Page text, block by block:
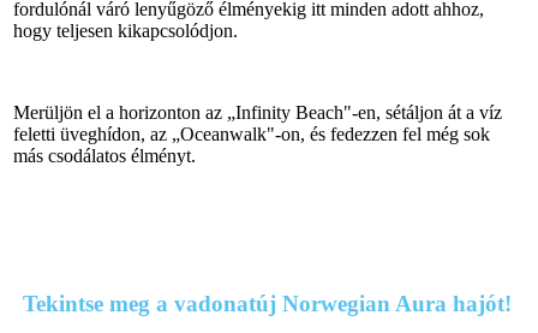
fordulónál váró lenyűgöző élményekig itt minden adott ahhoz,
hogy teljesen kikapcsolódjon.
Merüljön el a horizonton az „Infinity Beach"-en, sétáljon át a víz
feletti üveghídon, az „Oceanwalk"-on, és fedezzen fel még sok
más csodálatos élményt.
Tekintse meg a vadonatúj Norwegian Aura hajót!